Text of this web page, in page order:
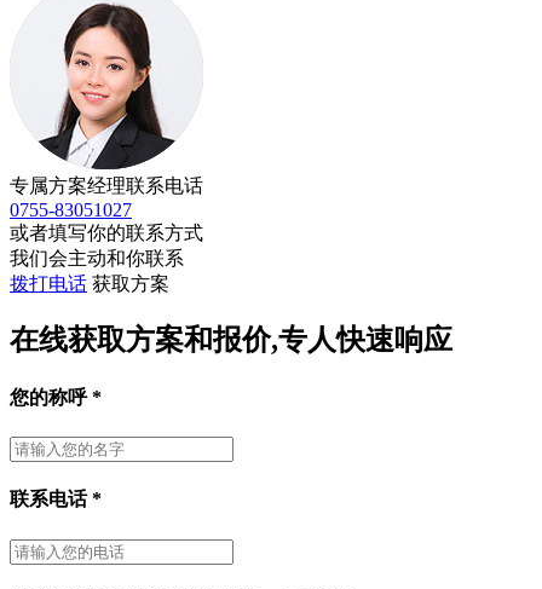
专属方案经理联系电话
0755-83051027
或者填写你的联系方式
我们会主动和你联系
拨打电话 获取方案
在线获取方案和报价,专人快速响应
您的称呼*
联系电话*